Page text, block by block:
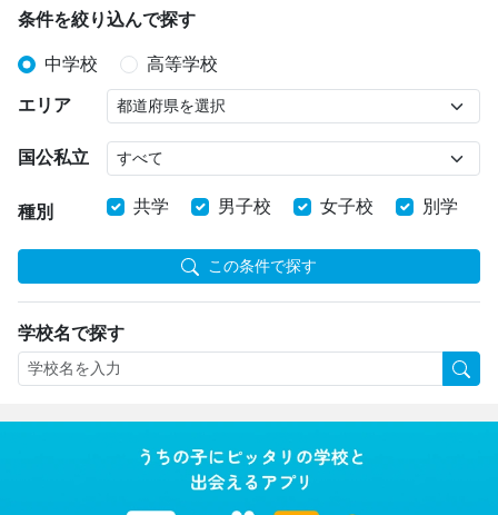
条件を絞り込んで探す
中学校 高等学校
エリア
国公私立
種別 共学 男子校 女子校 別学
この条件で探す
学校名で探す